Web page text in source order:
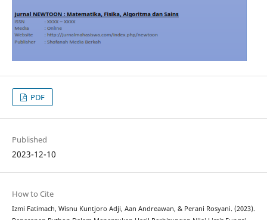
PDF
Published
2023-12-10
How to Cite
Izmi Fatimach, Wisnu Kuntjoro Adji, Aan Andreawan, & Perani Rosyani. (2023).